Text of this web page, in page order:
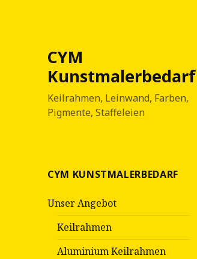
CYM
Kunstmalerbedarf
Keilrahmen, Leinwand, Farben,
Pigmente, Staffeleien
CYM KUNSTMALERBEDARF
Unser Angebot
Keilrahmen
Aluminium Keilrahmen